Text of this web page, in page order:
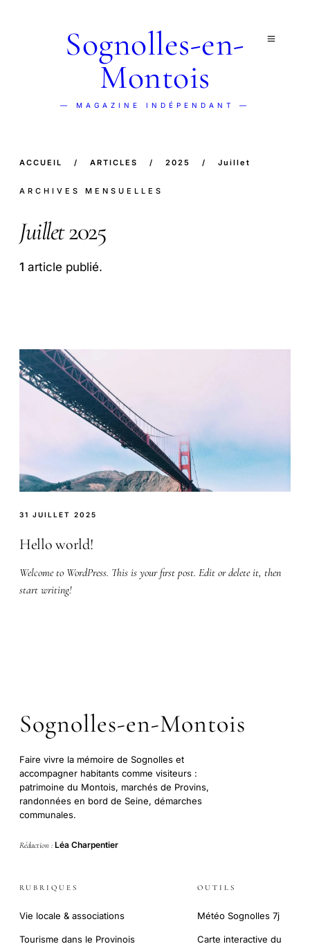
Sognolles-en-
Montois
— MAGAZINE INDÉPENDANT —
ACCUEIL / ARTICLES / 2025 / Juillet
ARCHIVES MENSUELLES
Juillet2025
1 article publié.
31 JUILLET 2025
Hello world!
Welcome to WordPress. This is your first post. Edit or delete it, then
start writing!
Sognolles-en-Montois
Faire vivre la mémoire de Sognolles et
accompagner habitants comme visiteurs :
patrimoine du Montois, marchés de Provins,
randonnées en bord de Seine, démarches
communales.
Rédaction : Léa Charpentier
RUBRIQUES
Vie locale & associations
Tourisme dans le Provinois
OUTILS
Météo Sognolles 7j
Carte interactive du